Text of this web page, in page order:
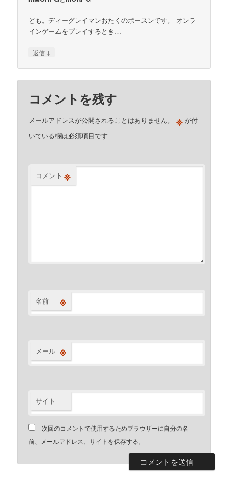
ども。ディーグレイマンおたくのボースンです。 オンラ
インゲームをプレイするとき…
返信 ↓
コメントを残す
メールアドレスが公開されることはありません。 ※ が付
いている欄は必須項目です
コメント ※
名前 ※
メール ※
サイト
次回のコメントで使用するためブラウザーに自分の名
前、メールアドレス、サイトを保存する。